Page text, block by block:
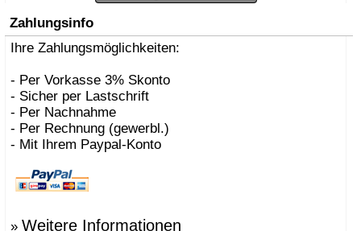
Zahlungsinfo
Ihre Zahlungsmöglichkeiten:
- Per Vorkasse 3% Skonto
- Sicher per Lastschrift
- Per Nachnahme
- Per Rechnung (gewerbl.)
- Mit Ihrem Paypal-Konto
» Weitere Informationen